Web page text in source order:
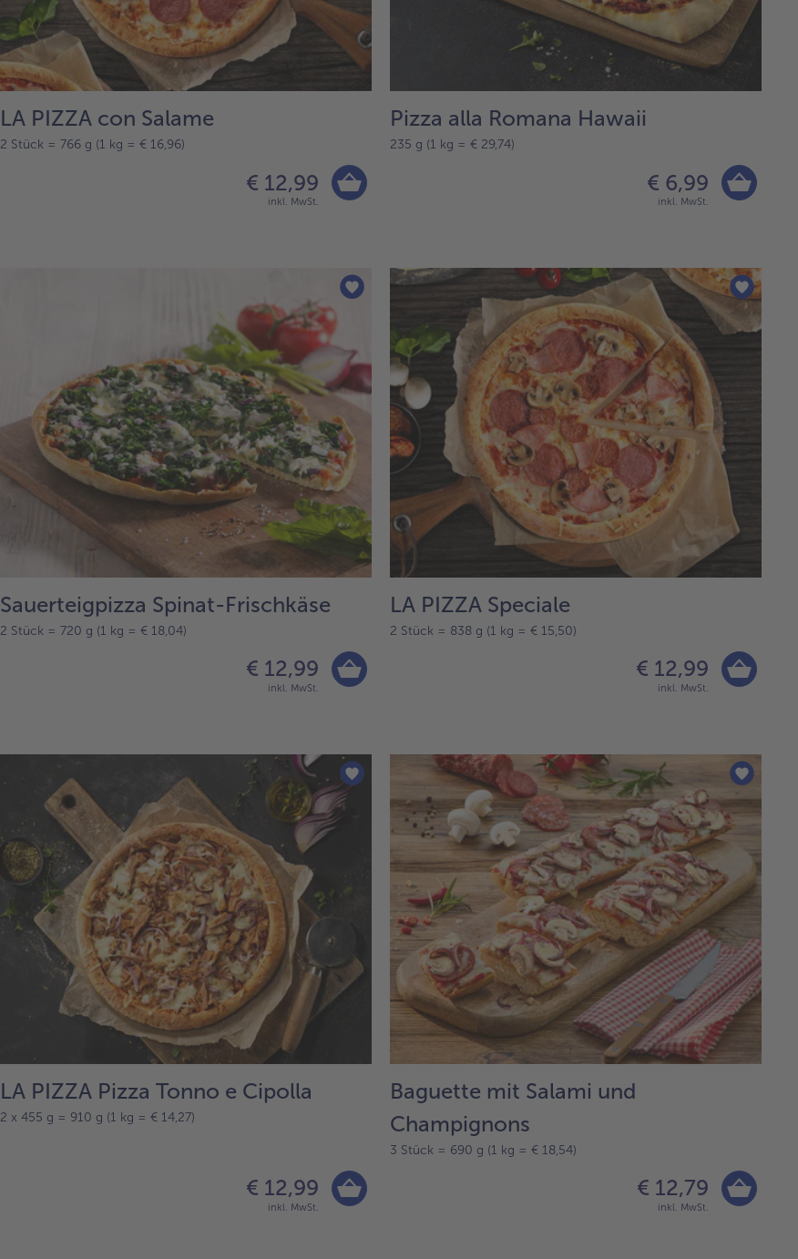
LA PIZZA con Salame
2 Stück = 766 g (1 kg = € 16,96)
€ 12,99
inkl. MwSt.
Pizza alla Romana Hawaii
235 g (1 kg = € 29,74)
€ 6,99
inkl. MwSt.
Sauerteigpizza Spinat-Frischkäse
2 Stück = 720 g (1 kg = € 18,04)
€ 12,99
inkl. MwSt.
LA PIZZA Speciale
2 Stück = 838 g (1 kg = € 15,50)
€ 12,99
inkl. MwSt.
LA PIZZA Pizza Tonno e Cipolla
2 x 455 g = 910 g (1 kg = € 14,27)
€ 12,99
inkl. MwSt.
Baguette mit Salami und
Champignons
3 Stück = 690 g (1 kg = € 18,54)
€ 12,79
inkl. MwSt.